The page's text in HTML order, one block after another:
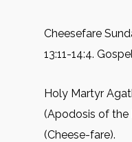
Cheesefare
13:11-14:4.
Holy Martyr
(Apodosis of the
(Cheese-fare).